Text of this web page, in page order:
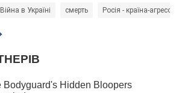
Війна в Україні смерть Росія - країна-агресор